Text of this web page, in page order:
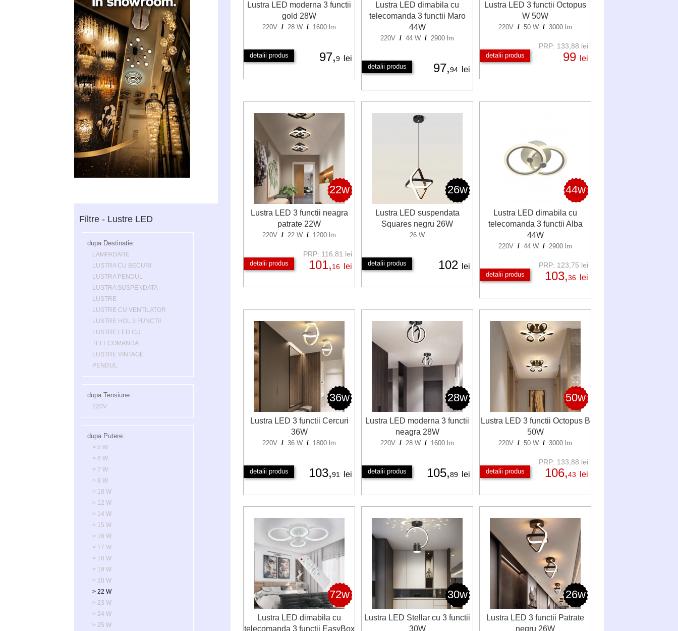
Filtre - Lustre LED
dupa Destinatie:
LAMPADARE
LUSTRA CU BECURI
LUSTRA PENDUL
LUSTRA SUSPENDATA
LUSTRE
LUSTRE CU VENTILATOR
LUSTRE HOL 3 FUNCTII
LUSTRE LED CU
TELECOMANDA
LUSTRE VINTAGE
PENDUL
dupa Tensiune:
220V
dupa Putere:
> 5 W
> 6 W
> 7 W
> 8 W
> 10 W
> 12 W
> 14 W
> 15 W
> 16 W
> 17 W
> 18 W
> 19 W
> 20 W
> 22 W
> 23 W
> 24 W
> 25 W
Lustra LED moderna 3 functii
gold 28W
220V / 28 W / 1600 lm
detalii produs 97,9 lei
Lustra LED dimabila cu
telecomanda 3 functii Maro
44W
220V / 44 W / 2900 lm
detalii produs 97,94 lei
Lustra LED 3 functii Octopus
W 50W
220V / 50 W / 3000 lm
detalii produs
PRP: 133,88 lei
99 lei
22w
Lustra LED 3 functii neagra
patrate 22W
220V / 22 W / 1200 lm
detalii produs
PRP: 116,81 lei
101,16 lei
26w
Lustra LED suspendata
Squares negru 26W
26 W
detalii produs 102 lei
44w
Lustra LED dimabila cu
telecomanda 3 functii Alba
44W
220V / 44 W / 2900 lm
detalii produs
PRP: 123,75 lei
103,36 lei
36w
Lustra LED 3 functii Cercuri
36W
220V / 36 W / 1800 lm
detalii produs 103,91 lei
28w
Lustra LED moderna 3 functii
neagra 28W
220V / 28 W / 1600 lm
detalii produs 105,89 lei
50w
Lustra LED 3 functii Octopus B
50W
220V / 50 W / 3000 lm
detalii produs
PRP: 133,88 lei
106,43 lei
72w
Lustra LED dimabila cu
telecomanda 3 functii EasyBox
30w
Lustra LED Stellar cu 3 functii
30W
26w
Lustra LED 3 functii Patrate
negru 26W